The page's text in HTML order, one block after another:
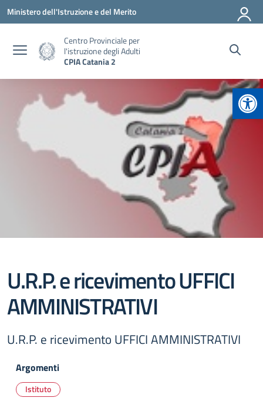
Vai ai contenuti
Vai al menu di navigazione
Vai al footer
Ministero dell'Istruzione e del Merito
Centro Provinciale per
l'istruzione degli Adulti
CPIA Catania 2
U.R.P. e ricevimento UFFICI
AMMINISTRATIVI
U.R.P. e ricevimento UFFICI AMMINISTRATIVI
Argomenti
Istituto